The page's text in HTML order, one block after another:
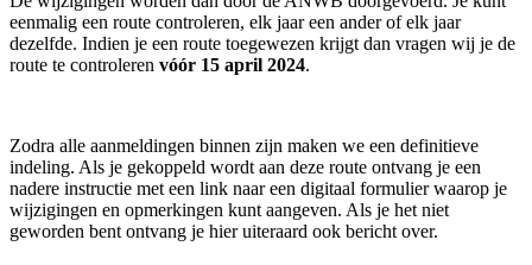
eenmalig een route controleren, elk jaar een ander of elk jaar
dezelfde. Indien je een route toegewezen krijgt dan vragen wij je de
route te controleren vóór 15 april 2024.
Zodra alle aanmeldingen binnen zijn maken we een definitieve
indeling. Als je gekoppeld wordt aan deze route ontvang je een
nadere instructie met een link naar een digitaal formulier waarop je
wijzigingen en opmerkingen kunt aangeven. Als je het niet
geworden bent ontvang je hier uiteraard ook bericht over.